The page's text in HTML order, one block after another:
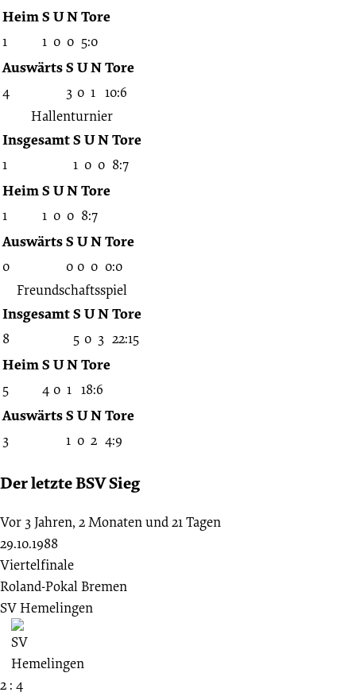
HeimS UNTore
1 1 0 0 5:0
AuswärtsS UNTore
4 3 0 1 10:6
Hallenturnier
InsgesamtS UNTore
1 1 0 0 8:7
HeimS UNTore
1 1 0 0 8:7
AuswärtsS UNTore
0 0 0 0 0:0
Freundschaftsspiel
InsgesamtS UNTore
8 5 0 3 22:15
HeimS UNTore
5 4 0 1 18:6
AuswärtsS UNTore
3 1 0 2 4:9
Der letzte BSV Sieg
Vor 3 Jahren, 2 Monaten und 21 Tagen
29.10.1988
Viertelfinale
Roland-Pokal Bremen
SV Hemelingen
2 : 4